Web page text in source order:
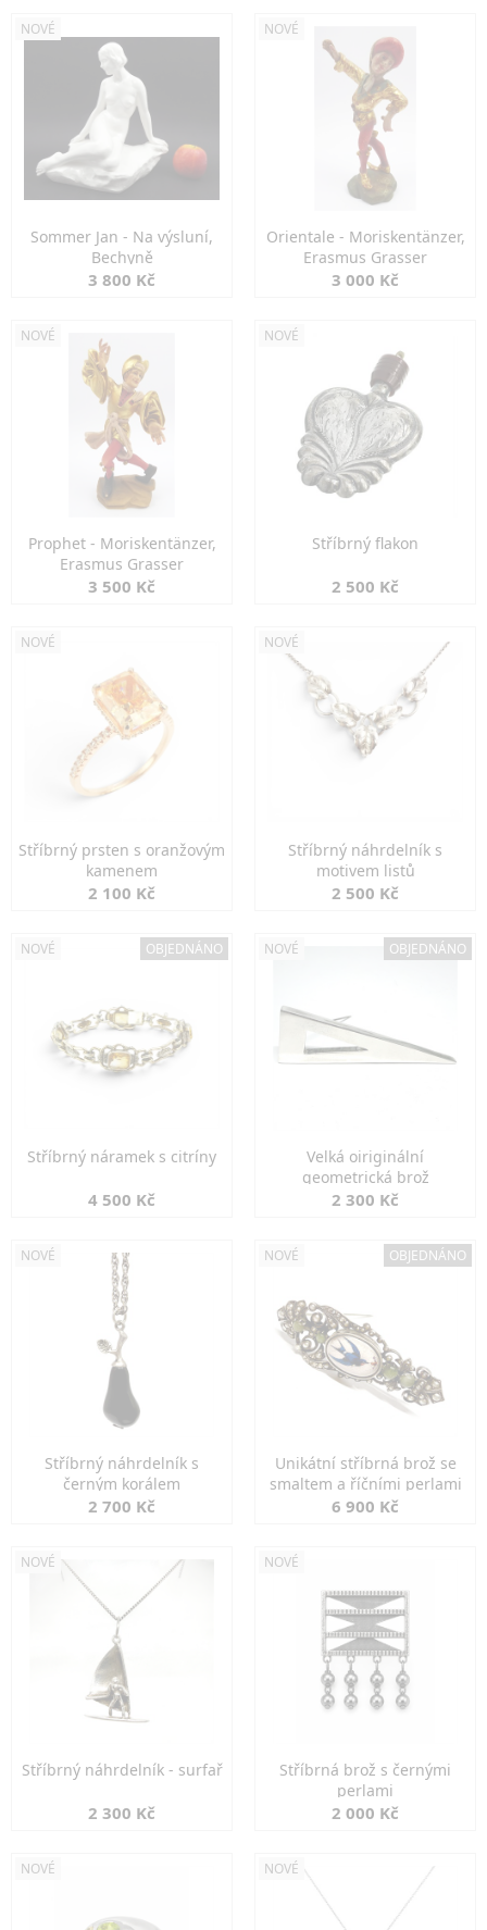
NOVÉ
Sommer Jan - Na výsluní,
Bechyně
3 800 Kč
NOVÉ
Orientale - Moriskentänzer,
Erasmus Grasser
3 000 Kč
NOVÉ
Prophet - Moriskentänzer,
Erasmus Grasser
3 500 Kč
NOVÉ
Stříbrný flakon
2 500 Kč
NOVÉ
Stříbrný prsten s oranžovým
kamenem
2 100 Kč
NOVÉ
Stříbrný náhrdelník s
motivem listů
2 500 Kč
NOVÉ OBJEDNÁNO
Stříbrný náramek s citríny
4 500 Kč
NOVÉ OBJEDNÁNO
Velká oiriginální
geometrická brož
2 300 Kč
NOVÉ
Stříbrný náhrdelník s
černým korálem
2 700 Kč
NOVÉ OBJEDNÁNO
Unikátní stříbrná brož se
smaltem a říčními perlami
6 900 Kč
NOVÉ
Stříbrný náhrdelník - surfař
2 300 Kč
NOVÉ
Stříbrná brož s černými
perlami
2 000 Kč
NOVÉ NOVÉ